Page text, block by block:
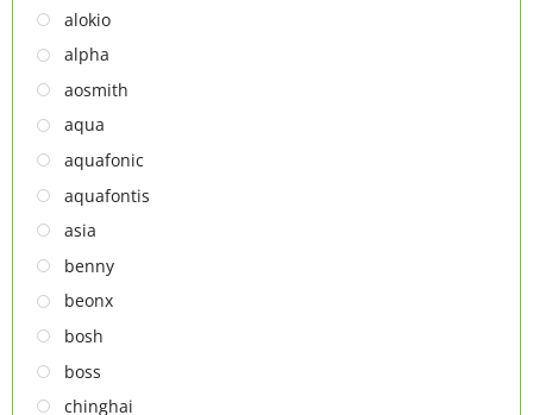
MÁY XAY ĐA NĂNG
NỒI CHIÊN
NỒI CHIÊN
Thiết bị lọc nước
TỦ ĐÔNG
TỦ MÁT
TỦ RƯỢU
LÒ VI SÓNG
MÁY LỌC KHÔNG KHÍ
MÁY NƯỚC NÓNG LẠNH
NỒI CƠM ĐIỆN
QUẠT ĐIỆN
alokio
alpha
aosmith
aqua
aquafonic
aquafontis
asia
benny
beonx
bosh
boss
chinghai